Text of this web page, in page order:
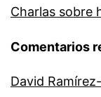
Charlas sobre
Comentarios
David